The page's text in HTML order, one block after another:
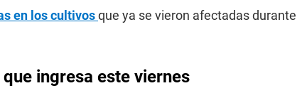
en los cultivosque ya se vieron afectadas durante
ingresa este viernes